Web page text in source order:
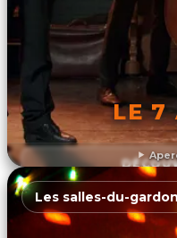
LE 7
Les salles-du-gardon